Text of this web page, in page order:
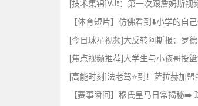
[技术集锦]VJ❗：第一次跟詹姆斯
【体育短片】仿佛看到⬇️小学的自
[今日球星视频]大反转阿斯报：罗
[焦点视频推荐]大学生与小孩哥投
[高能时刻]法老驾⭐到！萨拉赫加盟
【赛事瞬间】穆氏皇马日常揭秘